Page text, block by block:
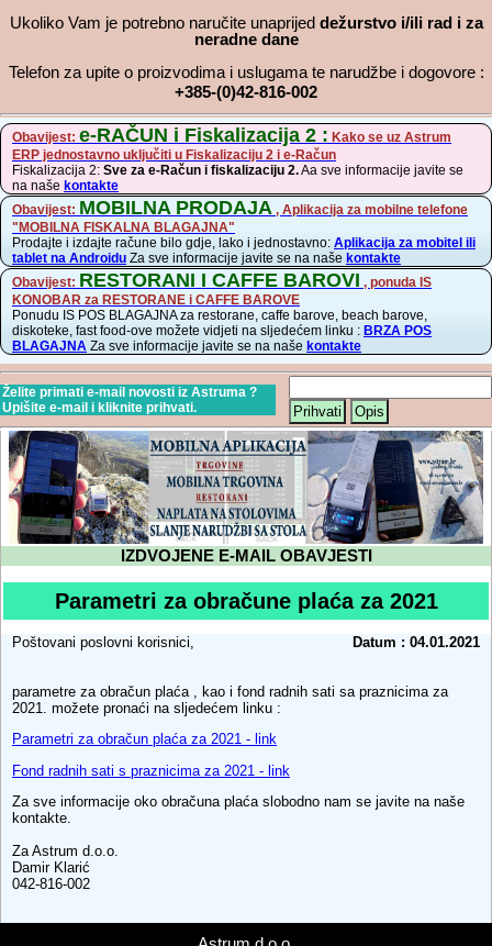
Ukoliko Vam je potrebno naručite unaprijed dežurstvo i/ili rad i za
neradne dane
Telefon za upite o proizvodima i uslugama te narudžbe i dogovore :
+385-(0)42-816-002
Obavijest: e-RAČUN i Fiskalizacija 2 : Kako se uz Astrum
ERP jednostavno uključiti u Fiskalizaciju 2 i e-Račun
Fiskalizacija 2: Sve za e-Račun i fiskalizaciju 2.Aa sve informacije javite se
na naše kontakte
Obavijest: MOBILNA PRODAJA , Aplikacija za mobilne telefone
"MOBILNA FISKALNA BLAGAJNA"
Prodajte i izdajte račune bilo gdje, lako i jednostavno: Aplikacija za mobitel ili
tablet na Androidu Za sve informacije javite se na naše kontakte
Obavijest: RESTORANI I CAFFE BAROVI , ponuda IS
KONOBAR za RESTORANE i CAFFE BAROVE
Ponudu IS POS BLAGAJNA za restorane, caffe barove, beach barove,
diskoteke, fast food-ove možete vidjeti na sljedećem linku : BRZA POS
BLAGAJNA Za sve informacije javite se na naše kontakte
Želite primati e-mail novosti iz Astruma ?
Upišite e-mail i kliknite prihvati.
Prihvati Opis
IZDVOJENE E-MAIL OBAVJESTI
Parametri za obračune plaća za 2021
Datum : 04.01.2021
Poštovani poslovni korisnici,
parametre za obračun plaća , kao i fond radnih sati sa praznicima za
2021. možete pronaći na sljedećem linku :
Parametri za obračun plaća za 2021 - link
Fond radnih sati s praznicima za 2021 - link
Za sve informacije oko obračuna plaća slobodno nam se javite na naše
kontakte.
Za Astrum d.o.o.
Damir Klarić
042-816-002